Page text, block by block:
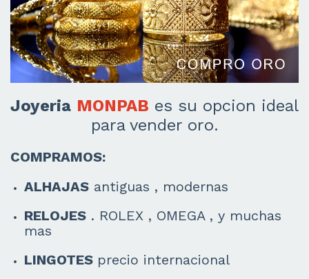
Joyeria MONPAB es su opcion ideal
para vender oro.
COMPRAMOS:
ALHAJAS antiguas , modernas
RELOJES . ROLEX , OMEGA , y muchas
mas
LINGOTES precio internacional